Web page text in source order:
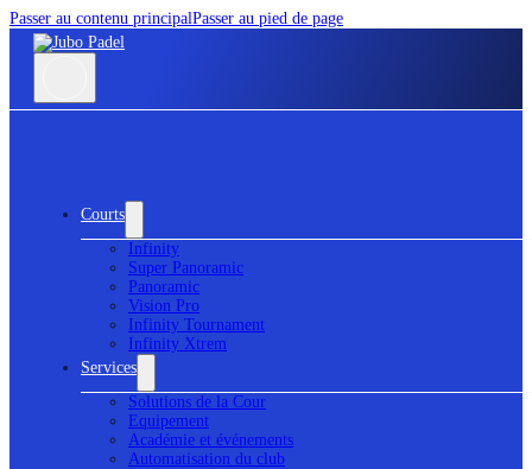
Passer au contenu principalPasser au pied de page
Courts
Infinity
Super Panoramic
Panoramic
Vision Pro
Infinity Tournament
Infinity Xtrem
Services
Solutions de la Cour
Equipement
Académie et événements
Automatisation du club